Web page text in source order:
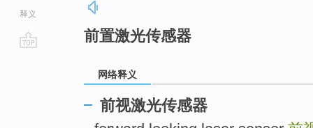
释义
前置激光传感器
网络释义
前视激光传感器